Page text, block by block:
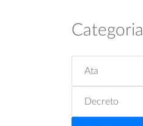
Categoria
Ata
Decreto